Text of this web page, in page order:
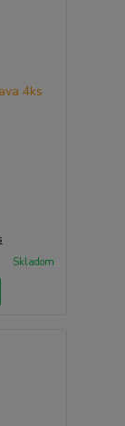
Skladom